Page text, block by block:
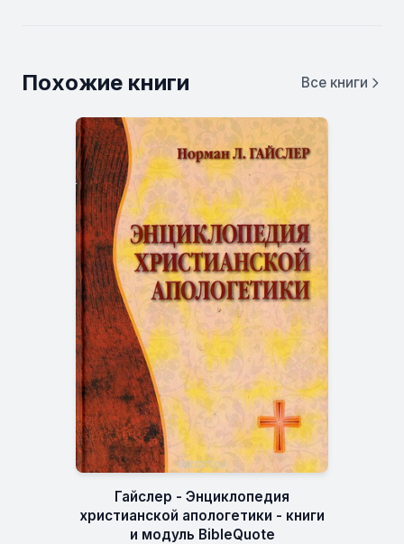
Похожие книги Все книги
Гайслер - Энциклопедия
христианской апологетики - книги
и модуль BibleQuote